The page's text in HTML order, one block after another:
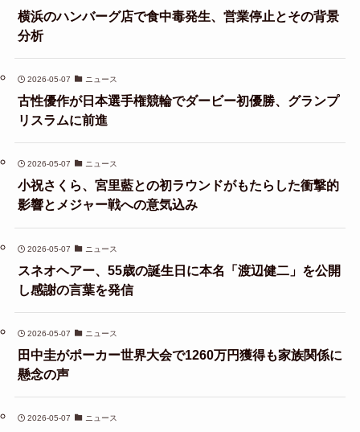
横浜のハンバーグ店で食中毒発生、営業停止とその背景
分析
2026-05-07 ニュース
古性優作が日本選手権競輪でダービー初優勝、グランプ
リスラムに前進
2026-05-07 ニュース
小祝さくら、宮里藍との初ラウンドがもたらした衝撃的
影響とメジャー戦への意気込み
2026-05-07 ニュース
スネオヘアー、55歳の誕生日に本名「渡辺健二」を公開
し感謝の言葉を発信
2026-05-07 ニュース
田中圭がポーカー世界大会で1260万円獲得も家族関係に
懸念の声
2026-05-07 ニュース